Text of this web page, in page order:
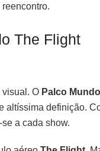
The Flight
visual. O Palco Mundo
definição.
a cada show.